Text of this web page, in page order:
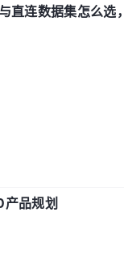
直连数据集怎么选
产品规划